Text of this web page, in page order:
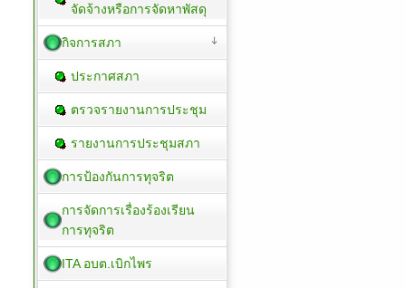
จัดจ้างหรือการจัดหาพัสดุ
กิจการสภา
ประกาศสภา
ตรวจรายงานการประชุม
รายงานการประชุมสภา
การป้องกันการทุจริต
การจัดการเรื่องร้องเรียน
การทุจริต
ITA อบต.เบิกไพร